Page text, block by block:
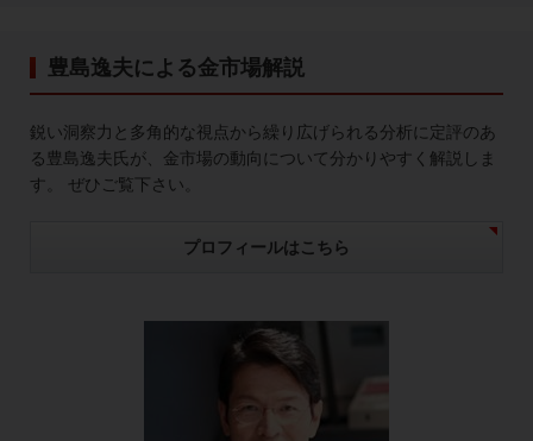
豊島逸夫による金市場解説
鋭い洞察力と多角的な視点から繰り広げられる分析に定評のあ
る豊島逸夫氏が、金市場の動向について分かりやすく解説しま
す。 ぜひご覧下さい。
プロフィールはこちら
各種お手続き
ブログ